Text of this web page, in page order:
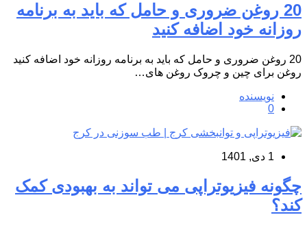
20 روغن ضروری و حامل که باید به برنامه
روزانه خود اضافه کنید
20 روغن ضروری و حامل که باید به برنامه روزانه خود اضافه کنید
روغن برای چین و چروک روغن های…
نویسنده
0
1 دی, 1401
چگونه فیزیوتراپی می تواند به بهبودی کمک
کند؟